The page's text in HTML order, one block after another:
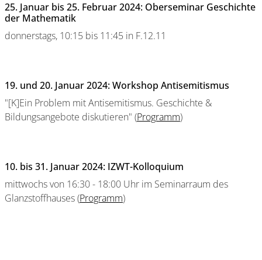
25. Januar bis 25. Februar 2024: Oberseminar Geschichte
der Mathematik
donnerstags, 10:15 bis 11:45 in F.12.11
19. und 20. Januar 2024: Workshop Antisemitismus
"[K]Ein Problem mit Antisemitismus. Geschichte &
Bildungsangebote diskutieren" (Programm)
10. bis 31. Januar 2024: IZWT-Kolloquium
mittwochs von 16:30 - 18:00 Uhr im Seminarraum des
Glanzstoffhauses (Programm)